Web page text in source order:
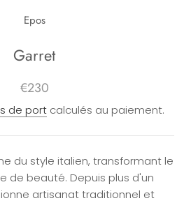
Epos
Garret
€230
de port calculés au paiement.
du style italien, transformant le
de beauté. Depuis plus d'un
artisanat traditionnel et